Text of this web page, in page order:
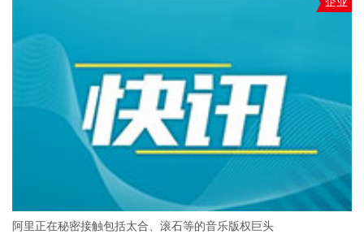
阿里正在秘密接触包括太合、滚石等的音乐版权巨头